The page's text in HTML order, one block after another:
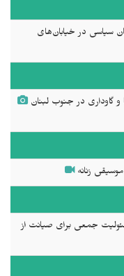
سیاسی در خیابان‌های
گاوداری در جنوب لبنان
زنانه
جمعی برای صیانت از